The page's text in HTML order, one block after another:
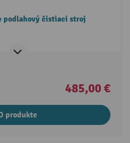
podlahový čistiaci stroj
485,00 €
produkte